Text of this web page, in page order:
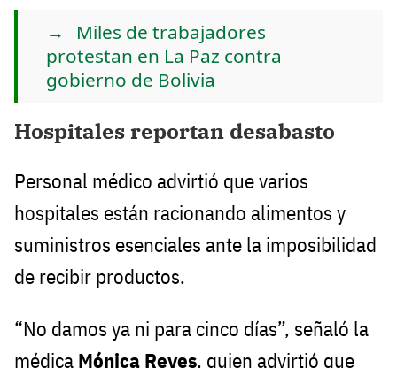
Miles de trabajadores
protestan en La Paz contra
gobierno de Bolivia
Hospitales reportan desabasto
Personal médico advirtió que varios
hospitales están racionando alimentos y
suministros esenciales ante la imposibilidad
de recibir productos.
“No damos ya ni para cinco días”, señaló la
médica Mónica Reyes, quien advirtió que